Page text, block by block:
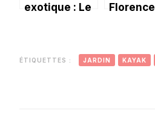
exotique : Le
Florence
Boboli.
ÉTIQUETTES : JARDIN KAYAK